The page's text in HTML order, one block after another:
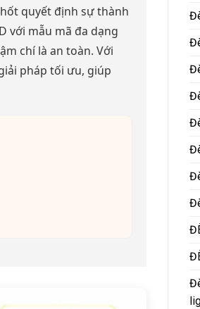
quyết định sự thành
với mẫu mã đa dạng
chí là an toàn. Với
pháp tối ưu, giúp